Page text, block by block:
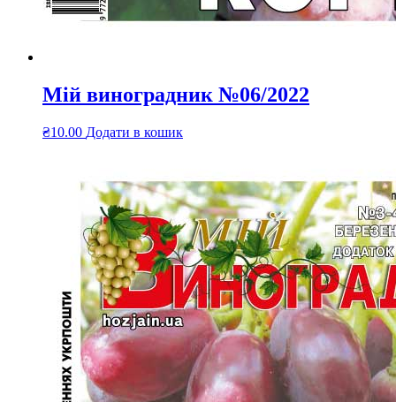
Мій виноградник №06/2022
₴10.00 Додати в кошик